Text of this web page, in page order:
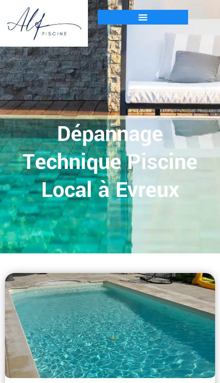
Dépannage
Technique Piscine
Local à Evreux